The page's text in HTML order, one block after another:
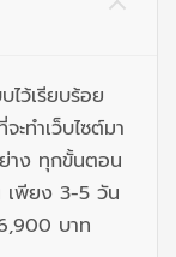
ไว้เรียบร้อย
ทำเว็บไซต์มา
าง ทุกขั้นตอน
เพียง 3-5 วัน
บาท